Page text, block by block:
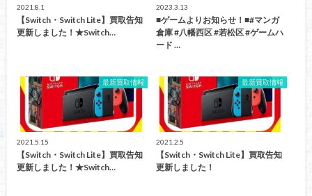
2021.8.1
【Switch・Switch Lite】買取告知
更新しました！★Switch…
2023.3.13
■ゲームよりお知らせ！■#マンガ
倉庫 #八幡西区 #若松区 #ゲームハ
ード …
最新買取情報
2021.5.15
【Switch・Switch Lite】買取告知
更新しました！★Switch…
最新買取情報
2021.2.5
【Switch・Switch Lite】買取告知
更新しました！